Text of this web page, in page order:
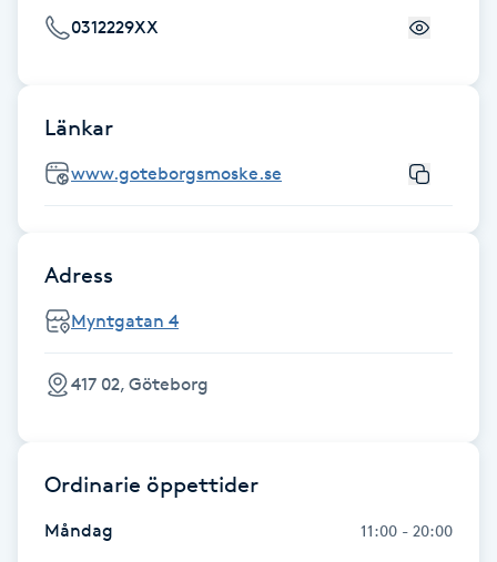
Bottenfärg
Brynfärgning
Brynplockning
Celluliter
Coachning
0312229XX
Länkar
www.goteborgsmoske.se
Adress
Myntgatan 4
417 02, Göteborg
Ordinarie öppettider
Måndag 11:00 - 20:00